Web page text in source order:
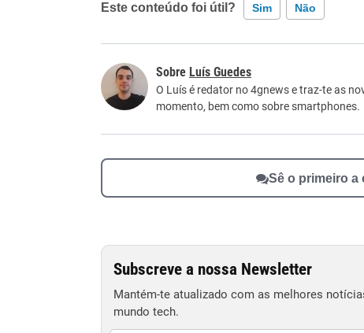
Este conteúdo foi útil? Sim Não
Este conteúdo não tem a informação que procuro
Luís Guedes
O Luís é redator no 4gnews e traz-te as
momento, bem como sobre smartphones.
Sê o primeiro a
Subscreve a nossa Newsletter
Mantém-te atualizado com as melhores
mundo tech.